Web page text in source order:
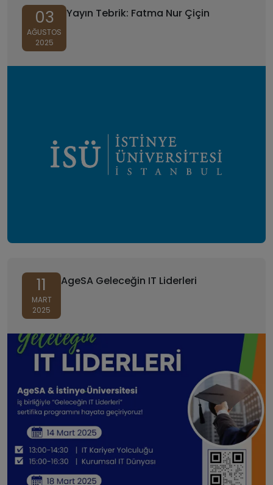
03
AĞUSTOS
2025
Yayın Tebrik: Fatma Nur Çiçin
11
MART
2025
AgeSA Geleceğin IT Liderleri